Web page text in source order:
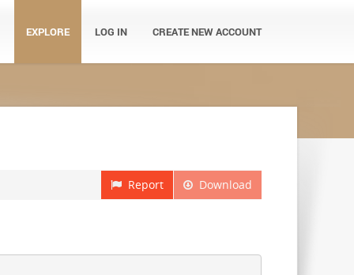
EXPLORE LOG IN CREATE NEW ACCOUNT
Download
Report